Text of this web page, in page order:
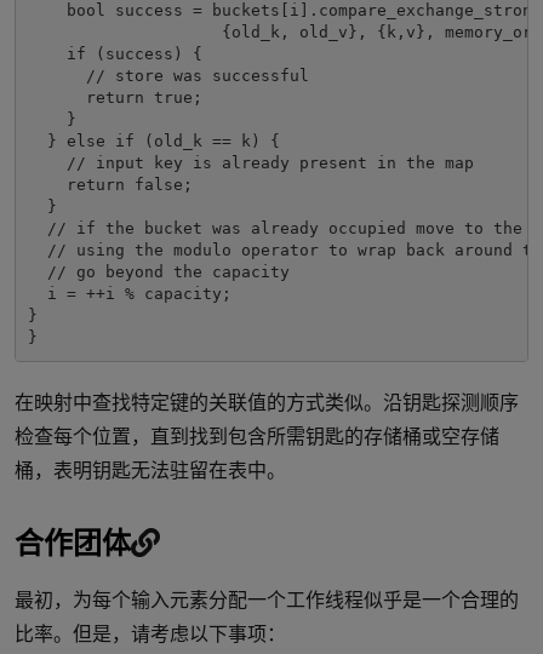
bool success =
{old_k, old_v}, {k,v},
    if (success) {
      // store was successful
      return true;
    }
  } else if (old_k == k) {
    // input key is already present in the map
    return false;
  }
// if the bucket was already occupied move to the
// using the modulo operator to wrap back
  // go beyond the capacity
  i = ++i % capacity;
}
在映射中查找特定键的关联值的方式类似。沿钥匙探测顺序
检查每个位置，直到找到包含所需钥匙的存储桶或空存储
桶，表明钥匙无法驻留在表中。
合作团体
最初，为每个输入元素分配一个工作线程似乎是一个合理的
比率。但是，请考虑以下事项：